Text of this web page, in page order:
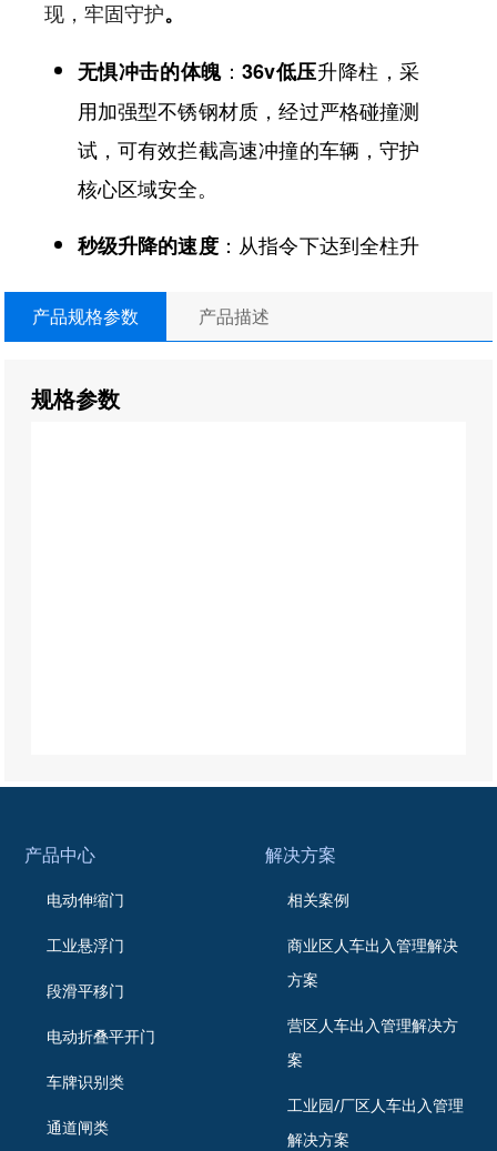
现，牢固守护。
无惧冲击的体魄：36v低压升降柱，采
用加强型不锈钢材质，经过严格碰撞测
试，可有效拦截高速冲撞的车辆，守护
核心区域安全。
秒级升降的速度：从指令下达到全柱升
起，速度达到3-4秒，以高效反应的速
度，构建防线，让威胁无可乘之机。
自动化生产车间，实力强盛、
持有检验检测报告、
品质的追求。选择启功，就是选择一份在关键
安全，不应是笨重的负担，而应是隐形的智慧
与关键时刻的保障力量。
是时候，升级您的安全防线了。选择启功，让
您安心加倍
产品规格参数 产品描述
规格参数
产品中心
电动伸缩门
工业悬浮门
段滑平移门
电动折叠平开门
车牌识别类
通道闸类
解决方案
相关案例
商业区人车出入管理解决
方案
营区人车出入管理解决方
案
工业园/厂区人车出入管理
解决方案